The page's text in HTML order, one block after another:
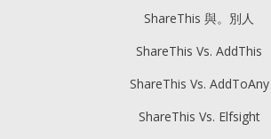
ShareThis 與。別人
ShareThis Vs. AddThis
ShareThis Vs. AddToAny
ShareThis Vs. Elfsight